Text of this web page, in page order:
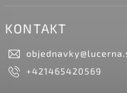
KONTAKT
objednavky@
+421465420569